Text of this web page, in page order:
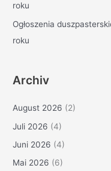
roku
Ogłoszenia
roku
Archiv
August 2026 (2)
Juli 2026 (4)
Juni 2026 (4)
Mai 2026 (6)